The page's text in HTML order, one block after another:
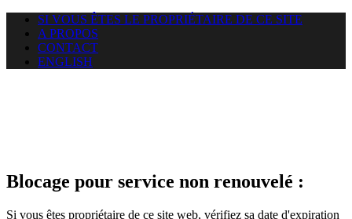
SI VOUS ÊTES LE PROPRIÉTAIRE DE CE SITE
A PROPOS
CONTACT
ENGLISH
Blocage pour service non renouvelé :
Si vous êtes propriétaire de ce site web, vérifiez sa date d'expiration